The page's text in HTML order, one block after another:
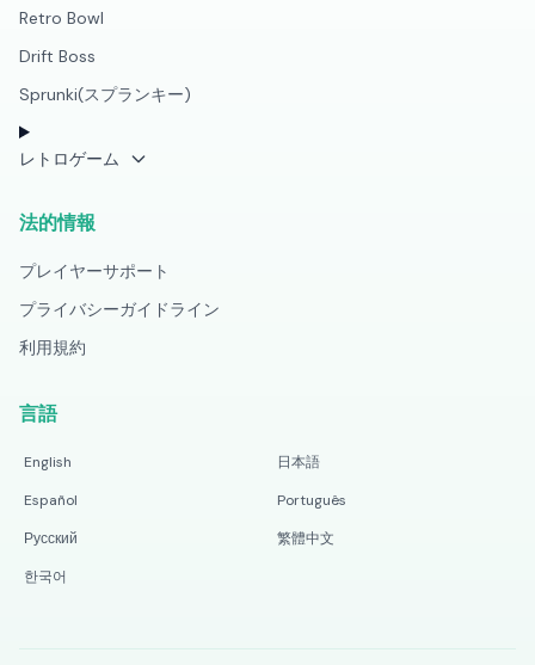
Retro Bowl
Drift Boss
Sprunki(スプランキー)
レトロゲーム
法的情報
プレイヤーサポート
プライバシーガイドライン
利用規約
言語
English
日本語
Español
Português
Русский
繁體中文
한국어